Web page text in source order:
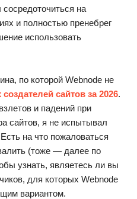
на
и полностью пренебрег
использовать
по которой Webnode не
сайтов за 2026.
и падений при
сайтов, я не испытывал
на что пожаловаться
(тоже — далее по
узнать, являетесь ли вы
для которых Webnode
вариантом.